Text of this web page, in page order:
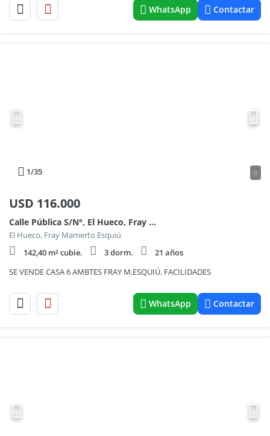
WhatsApp Contactar
1/35 0
USD 116.000
Calle Pública S/N°, El Hueco, Fray M. Esquiú 100
El Hueco, Fray Mamerto Esquiú
142,40 m² cubie.
3 dorm.
21 años
SE VENDE CASA 6 AMBTES FRAY M.ESQUIÚ. FACILIDADES
WhatsApp Contactar